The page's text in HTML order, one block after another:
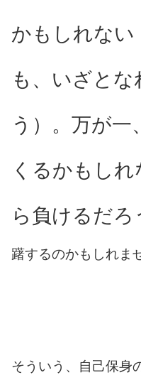
かもしれない
も、いざと
う）。万が一
くるかもし
ら負けるだろ
躇するのかもしれま
そういう、自己保身